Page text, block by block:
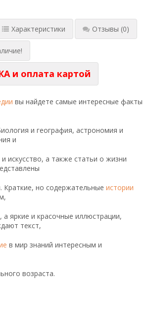
Характеристики Отзывы (0)
и оплата картой
вы найдете самые интересные факты
и география, астрономия и
и
искусство, а также статьи о жизни
Краткие, но содержательные истории
яркие и красочные иллюстрации,
текст,
в мир знаний интересным и
возраста.